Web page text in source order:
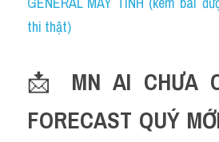
thi thật)
📩 MN AI CHƯA
FORECAST QUÝ